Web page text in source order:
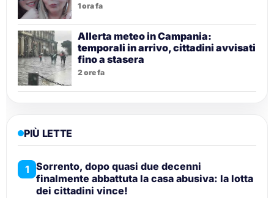
1 ora fa
Allerta meteo in Campania:
temporali in arrivo, cittadini avvisati
fino a stasera
2 ore fa
PIÙ LETTE
1 Sorrento, dopo quasi due decenni
finalmente abbattuta la casa abusiva: la lotta
dei cittadini vince!